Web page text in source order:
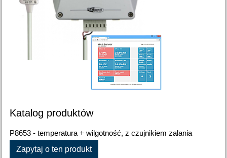
Katalog produktów
P8653 - temperatura + wilgotność, z czujnikiem zalania
Zapytaj o ten produkt